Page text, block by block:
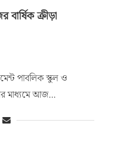
ক্রীড়া
পাবলিক স্কুল ও
মাধ্যমে আজ…